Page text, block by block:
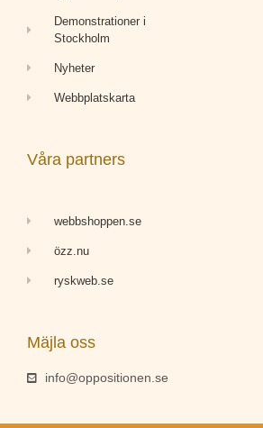
Demonstrationer i
Stockholm
Nyheter
Webbplatskarta
Våra partners
webbshoppen.se
özz.nu
ryskweb.se
Mäjla oss
info@oppositionen.se